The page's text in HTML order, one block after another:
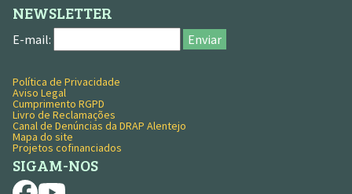
NEWSLETTER
E-mail: Enviar
MENU RODAPÉ
Política de Privacidade
Aviso Legal
Cumprimento RGPD
Livro de Reclamações
Canal de Denúncias da DRAP Alentejo
Mapa do site
Projetos cofinanciados
SIGAM-NOS